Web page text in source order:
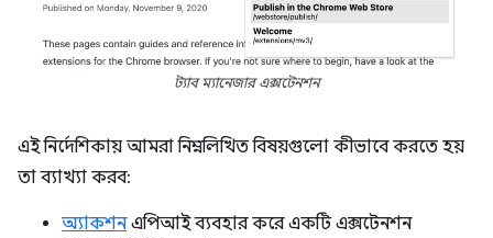
ট্যাব ম্যানেজার এক্সটেনশন
এই নির্দেশিকায় আমরা নিম্নলিখিত বিষয়গুলো কীভাবে করতে হয়
তা ব্যাখ্যা করব:
অ্যাকশনএপিআই ব্যবহার করে একটি এক্সটেনশন